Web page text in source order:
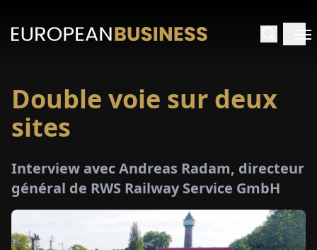
Double voie sur deux
sites
Interview avec Andreas Radam, directeur
général de RWS Railway Service GmbH